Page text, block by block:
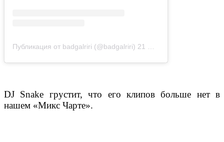
Публикация от badgalriri (@badgalriri) 21 Май 2019 в 12:57 PDT
DJ Snake грустит, что его клипов больше нет в
нашем «Микс Чарте».